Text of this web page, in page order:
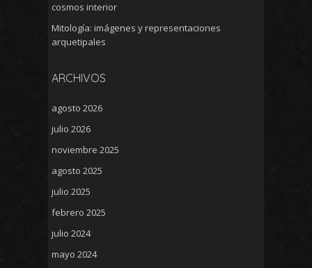
cosmos interior
Mitología: imágenes y representaciones
arquetipales
ARCHIVOS
agosto 2026
julio 2026
noviembre 2025
agosto 2025
julio 2025
febrero 2025
julio 2024
mayo 2024